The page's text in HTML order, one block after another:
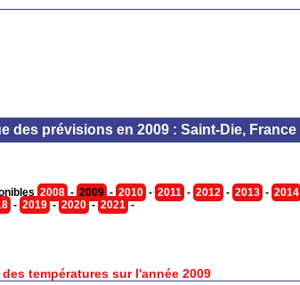
des prévisions en 2009 : Saint-Die, France
2008 - 2009 - 2010 - 2011 - 2012 - 2013 - 2014
- 2019 - 2020 - 2021 -
températures sur l'année 2009